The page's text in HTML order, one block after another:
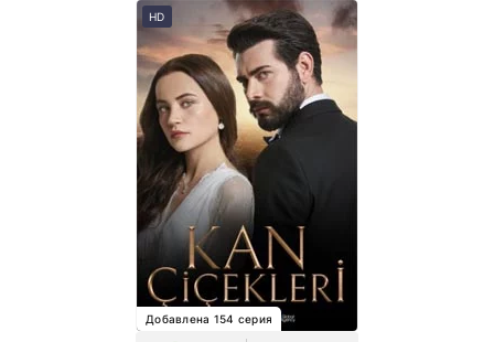
HD
Добавлена 154 серия